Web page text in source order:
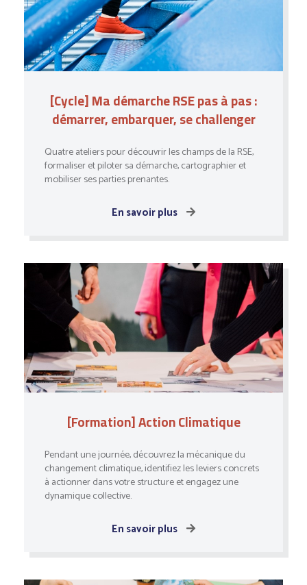
[Cycle] Ma démarche RSE pas à pas :
démarrer, embarquer, se challenger
Quatre ateliers pour découvrir les champs de la RSE,
formaliser et piloter sa démarche, cartographier et
mobiliser ses parties prenantes.
En savoir plus
[Formation] Action Climatique
Pendant une journée, découvrez la mécanique du
changement climatique, identifiez les leviers concrets
à actionner dans votre structure et engagez une
dynamique collective.
En savoir plus